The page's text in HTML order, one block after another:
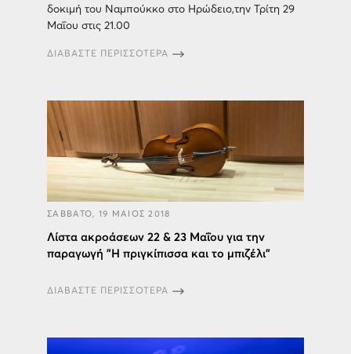
δοκιμή του Ναμπούκκο στο Ηρώδειο,την Τρίτη 29
Μαΐου στις 21.00
ΔΙΑΒΑΣΤΕ ΠΕΡΙΣΣΟΤΕΡΑ
ΣΑΒΒΑΤΟ, 19 ΜΑΙΟΣ 2018
Λίστα ακροάσεων 22 & 23 Μαΐου για την
παραγωγή "Η πριγκίπισσα και το μπιζέλι"
ΔΙΑΒΑΣΤΕ ΠΕΡΙΣΣΟΤΕΡΑ